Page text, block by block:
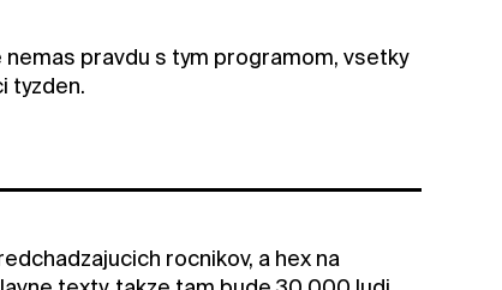
pravdu s tym programom, vsetky
tyzden.
rocnikov, a hex na